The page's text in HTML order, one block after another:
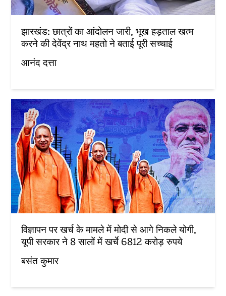
झारखंड: छात्रों का आंदोलन जारी, भूख हड़ताल खत्म
करने की देवेंद्र नाथ महतो ने बताई पूरी सच्चाई
आनंद दत्ता
विज्ञापन पर खर्च के मामले में मोदी से आगे निकले योगी,
यूपी सरकार ने 8 सालों में खर्चे 6812 करोड़ रुपये
बसंत कुमार